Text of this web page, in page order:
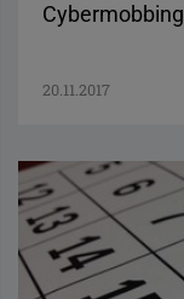
20.11.2017